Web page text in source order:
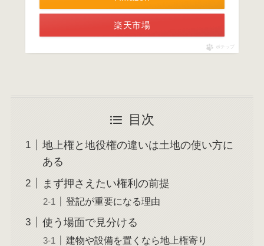
楽天市場
ポチップ
目次
地上権と地役権の違いは土地の使い方に
ある
まず押さえたい権利の前提
登記が重要になる理由
使う場面で見分ける
建物や設備を置くなら地上権寄り